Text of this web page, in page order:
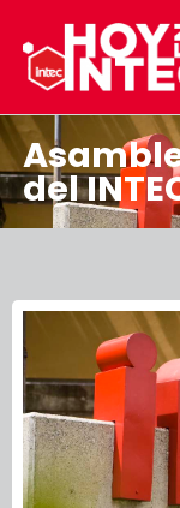
del